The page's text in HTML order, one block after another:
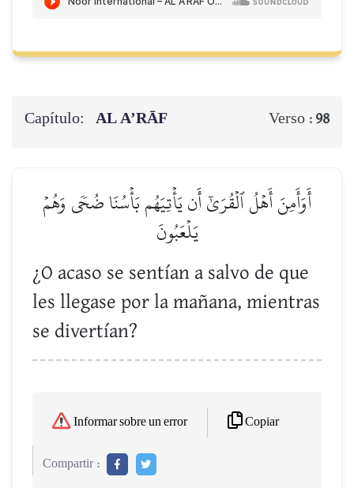
Capítulo: AL A’RĀF Verso : 98
أَوَأَمِنَ أَهۡلُ ٱلۡقُرَىٰٓ أَن يَأۡتِيَهُم بَأۡسُنَا ضُحٗى وَهُمۡ
يَلۡعَبُونَ
¿O acaso se sentían a salvo de que
les llegase por la mañana, mientras
se divertían?
Informar sobre un error Copiar
Compartir :